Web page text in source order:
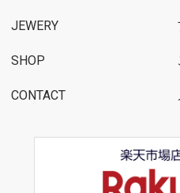
JEWERY
SHOP
CONTACT